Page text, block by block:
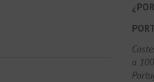
a